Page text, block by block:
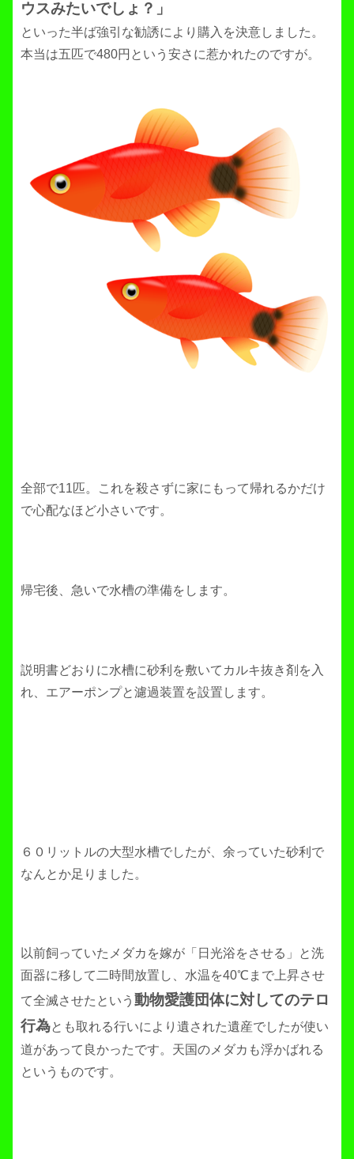
ウスみたいでしょ？」
といった半ば強引な勧誘により購入を決意しました。
本当は五匹で480円という安さに惹かれたのですが。
全部で11匹。これを殺さずに家にもって帰れるかだけ
で心配なほど小さいです。
帰宅後、急いで水槽の準備をします。
説明書どおりに水槽に砂利を敷いてカルキ抜き剤を入
れ、エアーポンプと濾過装置を設置します。
６０リットルの大型水槽でしたが、余っていた砂利で
なんとか足りました。
以前飼っていたメダカを嫁が「日光浴をさせる」と洗
面器に移して二時間放置し、水温を40℃まで上昇させ
て全滅させたという 動物愛護団体に対してのテロ
行為とも取れる行いにより遺された遺産でしたが使い
道があって良かったです。天国のメダカも浮かばれる
というものです。